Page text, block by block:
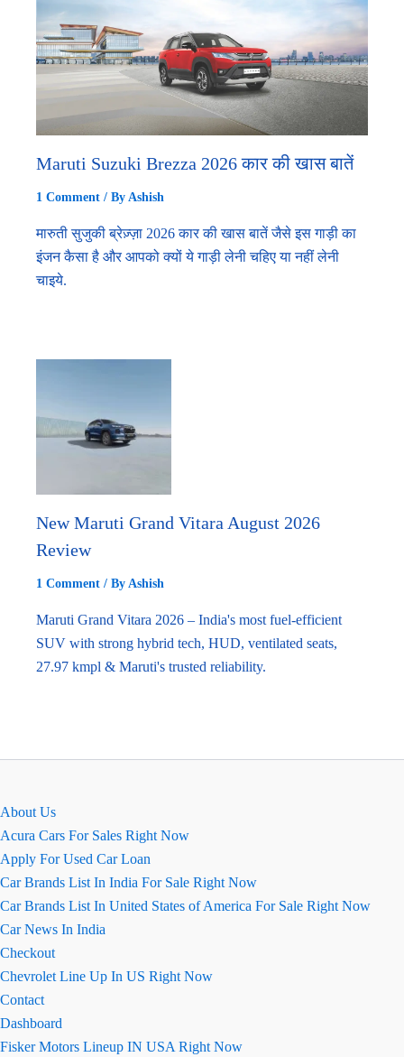
Maruti Suzuki Brezza 2026 कार की खास बातें
1 Comment / By Ashish
मारुती सुजुकी ब्रेज़्ज़ा 2026 कार की खास बातें जैसे इस गाड़ी का
इंजन कैसा है और आपको क्यों ये गाड़ी लेनी चहिए या नहीं लेनी
चाइये.
New Maruti Grand Vitara August 2026
Review
1 Comment / By Ashish
Maruti Grand Vitara 2026 – India's most fuel-efficient
SUV with strong hybrid tech, HUD, ventilated seats,
27.97 kmpl & Maruti's trusted reliability.
About Us
Acura Cars For Sales Right Now
Apply For Used Car Loan
Car Brands List In India For Sale Right Now
Car Brands List In United States of America For Sale Right Now
Car News In India
Checkout
Chevrolet Line Up In US Right Now
Contact
Dashboard
Fisker Motors Lineup IN USA Right Now